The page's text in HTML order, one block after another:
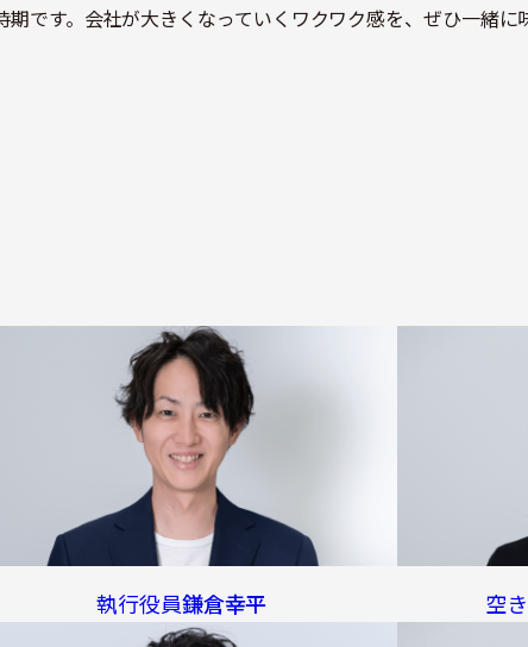
です。会社が大きくなっていくワクワク感を、ぜひ一緒に
執行役員鎌倉幸平 空